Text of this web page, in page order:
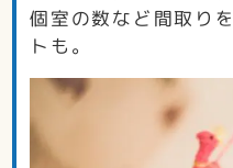
個室の数など間取り
トも。